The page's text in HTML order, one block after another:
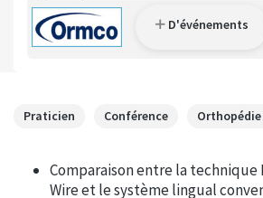
D'événements
Praticien Conférence
Comparaison entre la
Wire et le système lingual